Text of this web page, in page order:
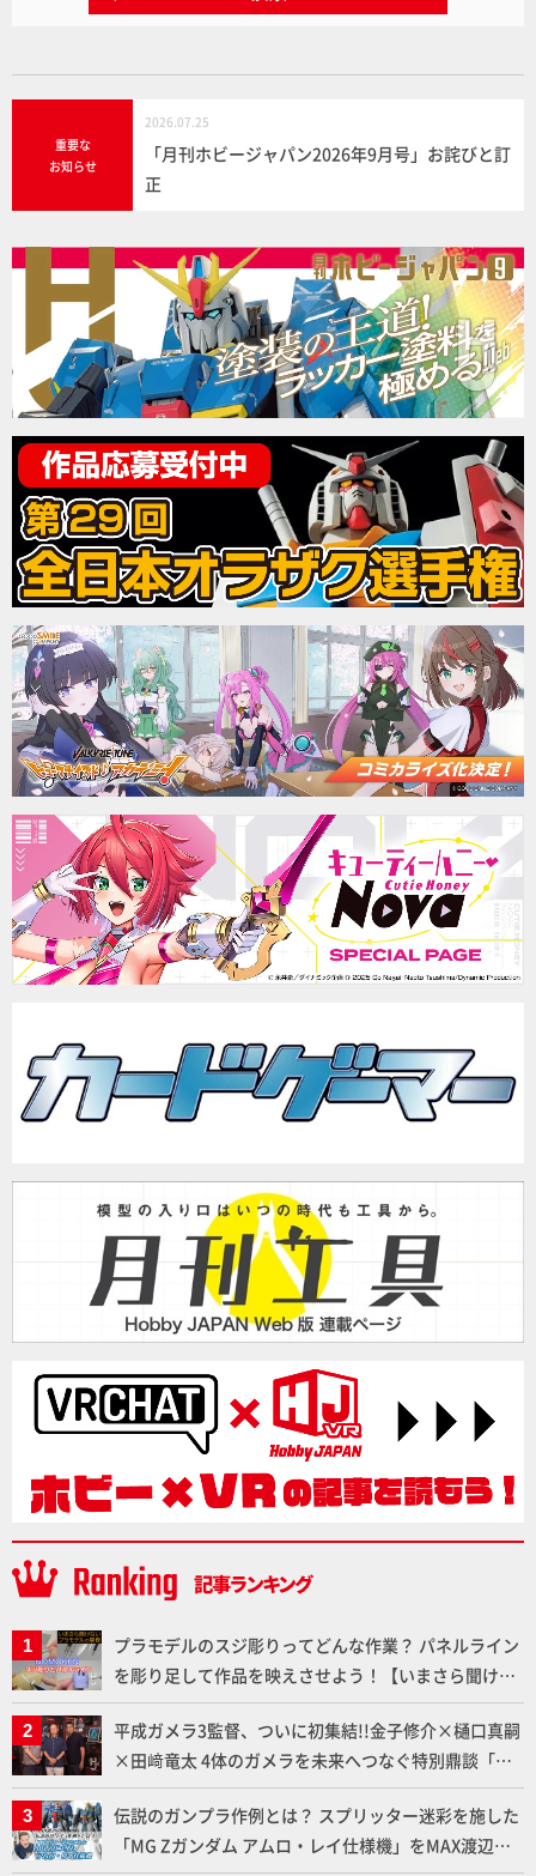
重要な
お知らせ
2026.07.25
「月刊ホビージャパン2026年9月号」お詫びと訂
正
プラモデルのスジ彫りってどんな作業？ パネルライン
を彫り足して作品を映えさせよう！【いまさら聞けな
いプラモデルの基礎：スジ彫りとパネルライン】
平成ガメラ3監督、ついに初集結!!金子修介×樋口真嗣
×田﨑竜太 4体のガメラを未来へつなぐ特別鼎談「ガ
メラ永久保存化プロジェクト FINAL」
伝説のガンプラ作例とは？ スプリッター迷彩を施した
「MG Zガンダム アムロ・レイ仕様機」をMAX渡辺が